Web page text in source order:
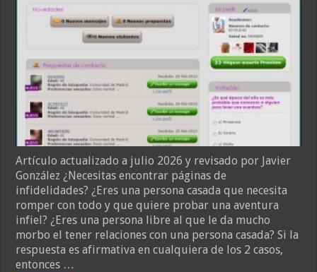
Artículo actualizado a julio 2026 y revisado por Javier
González ¿Necesitas encontrar páginas de
infidelidades? ¿Eres una persona casada que necesita
romper con todo y que quiere probar una aventura
infiel? ¿Eres una persona libre al que le da mucho
morbo el tener relaciones con una persona casada? Si la
respuesta es afirmativa en cualquiera de los 2 casos,
entonces …